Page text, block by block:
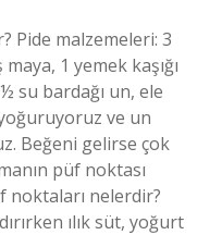
Pide malzemeleri: 3
1 yemek kaşığı
su bardağı un, ele
ve un
Beğeni gelirse çok
püf noktası
noktaları nelerdir?
ılık süt, yoğurt